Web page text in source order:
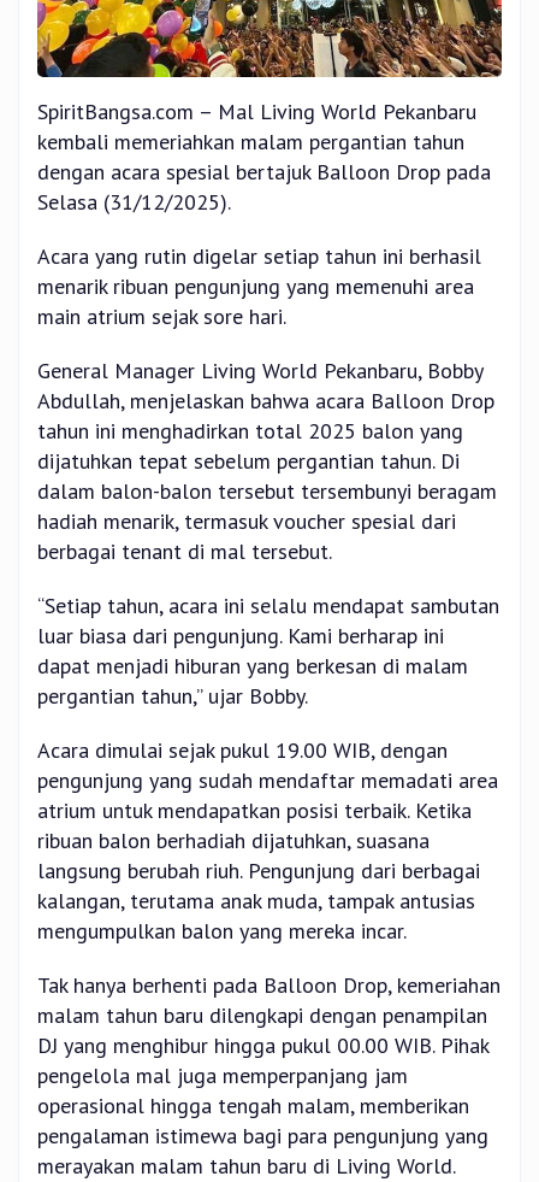
SpiritBangsa.com – Mal Living World Pekanbaru
kembali memeriahkan malam pergantian tahun
dengan acara spesial bertajuk Balloon Drop pada
Selasa (31/12/2025).
Acara yang rutin digelar setiap tahun ini berhasil
menarik ribuan pengunjung yang memenuhi area
main atrium sejak sore hari.
General Manager Living World Pekanbaru, Bobby
Abdullah, menjelaskan bahwa acara Balloon Drop
tahun ini menghadirkan total 2025 balon yang
dijatuhkan tepat sebelum pergantian tahun. Di
dalam balon-balon tersebut tersembunyi beragam
hadiah menarik, termasuk voucher spesial dari
berbagai tenant di mal tersebut.
“Setiap tahun, acara ini selalu mendapat sambutan
luar biasa dari pengunjung. Kami berharap ini
dapat menjadi hiburan yang berkesan di malam
pergantian tahun,” ujar Bobby.
Acara dimulai sejak pukul 19.00 WIB, dengan
pengunjung yang sudah mendaftar memadati area
atrium untuk mendapatkan posisi terbaik. Ketika
ribuan balon berhadiah dijatuhkan, suasana
langsung berubah riuh. Pengunjung dari berbagai
kalangan, terutama anak muda, tampak antusias
mengumpulkan balon yang mereka incar.
Tak hanya berhenti pada Balloon Drop, kemeriahan
malam tahun baru dilengkapi dengan penampilan
DJ yang menghibur hingga pukul 00.00 WIB. Pihak
pengelola mal juga memperpanjang jam
operasional hingga tengah malam, memberikan
pengalaman istimewa bagi para pengunjung yang
merayakan malam tahun baru di Living World.